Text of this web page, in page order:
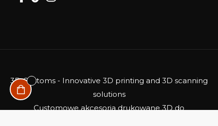
3D Customs - Innovative 3D printing and 3D scanning
solutions
Customowe akcesoria drukowane 3D do